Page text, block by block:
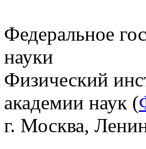
Федеральное
науки
Физический
академии наук (
г. Москва,